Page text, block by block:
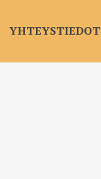
YHTEYSTIEDOT